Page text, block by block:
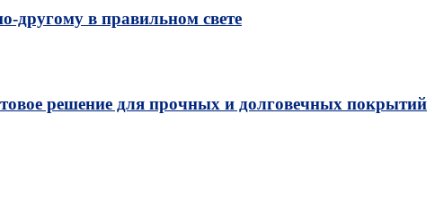
в правильном свете
решение для прочных и долговечных покрытий